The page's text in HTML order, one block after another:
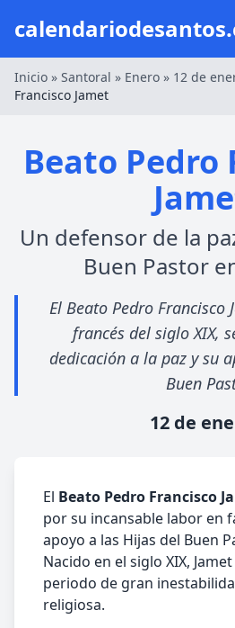
Inicio » Santoral » Enero » 12 de
Francisco Jamet
Beato Pedro
Un defensor de la
Buen Pastor
El Beato Pedro Francisco
francés del siglo XIX,
dedicación a la paz y su
Buen
12 de
El Beato Pedro Francisco
por su incansable labor en
apoyo a las Hijas del Buen
Nacido en el siglo XIX,
periodo de gran
religiosa.